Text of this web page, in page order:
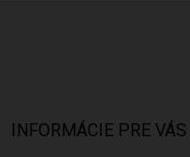
INFORMÁCIE PRE VÁS